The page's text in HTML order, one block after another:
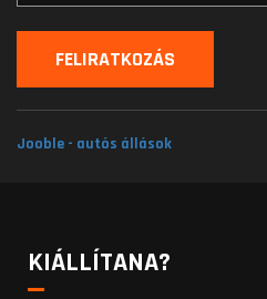
Jooble - autós állások
KIÁLLÍTANA?